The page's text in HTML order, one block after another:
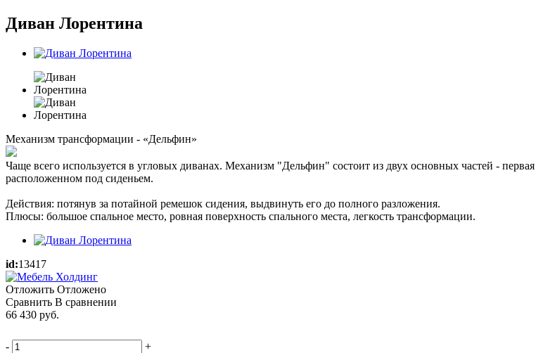
Диван Лорентина
Механизм трансформации - «Дельфин»
Чаще всего используется в угловых диванах. Механизм "Дельфин" состоит из двух основных частей -
расположенном под сиденьем.
Действия: потянув за потайной ремешок сидения, выдвинуть его до полного разложения.
Плюсы: большое спальное место, ровная поверхность спального места, легкость трансформации.
id:13417
Отложить Отложено
Сравнить В сравнении
66 430 руб.
- +